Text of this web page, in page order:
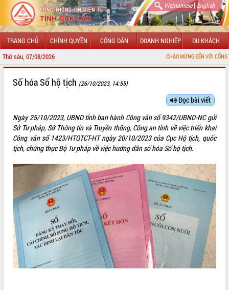
Vietnamese| English
TRANG CHỦ CHÍNH QUYỀN CÔNG DÂN DOANH NGHIỆP DU KHÁCH
Thứ sáu, 07/08/2026 CHÀO MỪNG ĐẾN VỚI CỔNG
TIN TỨC SỰ KIỆN
SỞ, BAN, NGÀNH
THÔNG TIN CHỈ ĐẠO ĐIỀU HÀNH
HỆ THỐNG VĂN BẢN
VĂN BẢN HĐND TỈNH
ĐIỂM TIN VĂN BẢN
QUY HOẠCH - KẾ HOẠCH
Số hóa Sổ hộ tịch (26/10/2023, 14:55)
Đọc bài viết
Ngày 25/10/2023, UBND tỉnh ban hành Công văn số 9342/UBND-NC gửi
Sở Tư pháp, Sở Thông tin và Truyền thông, Công an tỉnh về việc triển khai
Công văn số 1423/HTQTCT-HT ngày 20/10/2023 của Cục Hộ tịch, quốc
tịch, chứng thực Bộ Tư pháp về việc hướng dẫn số hóa Sổ hộ tịch.